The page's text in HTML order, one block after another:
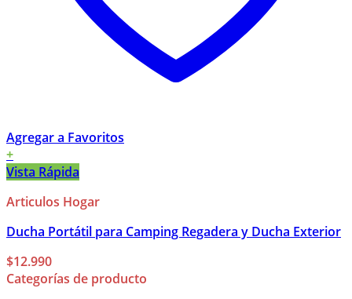
Agregar a Favoritos
+
Vista Rápida
Articulos Hogar
Ducha Portátil para Camping Regadera y Ducha Exterior
$12.990
Categorías de producto